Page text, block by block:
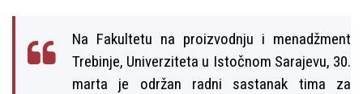
Na Fakultetu na proizvodnju i menadžment
Trebinje, Univerziteta u Istočnom Sarajevu, 30.
marta je održan radni sastanak tima za